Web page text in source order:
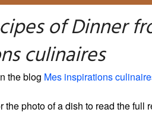
of Dinner
culinaires
the blog Mes inspirations
the photo of a dish to read the full